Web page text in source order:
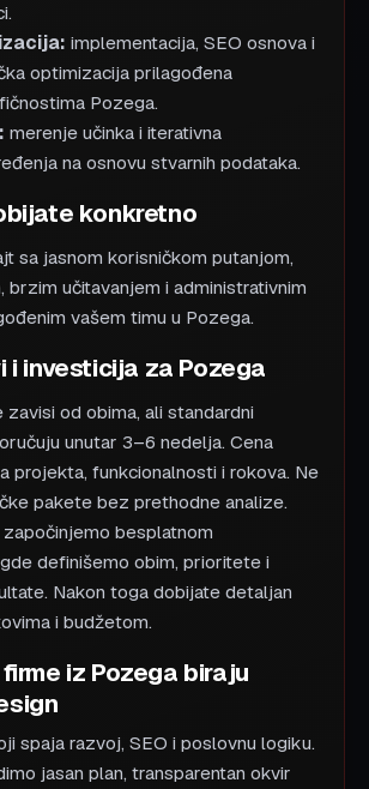
implementacija, SEO osnova i
optimizacija prilagođena
Pozega.
merenje učinka i iterativna
na osnovu stvarnih podataka.
konkretno
sa jasnom korisničkom putanjom,
brzim učitavanjem i administrativnim
vašem timu u Pozega.
i investicija za Pozega
zavisi od obima, ali standardni
unutar 3–6 nedelja. Cena
projekta, funkcionalnosti i rokova. Ne
pakete bez prethodne analize.
besplatnom
definišemo obim, prioritete i
Nakon toga dobijate detaljan
i budžetom.
iz Pozega biraju
spaja razvoj, SEO i poslovnu logiku.
jasan plan, transparentan okvir